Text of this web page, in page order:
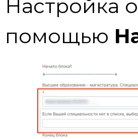
Настройка
помощью